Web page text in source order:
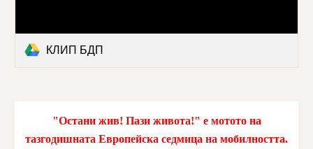
КЛИП БДП
"Остани жив! Пази живота!" е мотото на
тазгодишната Европейска седмица на мобилността.